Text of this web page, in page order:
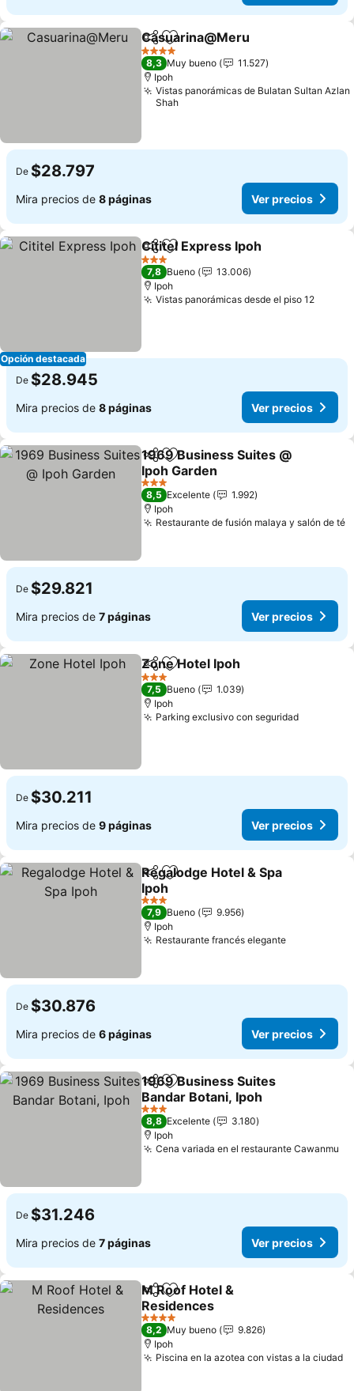
CompartirAgregar a favoritos
Casuarina@Meru
4 Estrellas
8,3 Muy bueno
11.527
Ipoh
Vistas panorámicas de Bulatan Sultan Azlan
Shah
De $28.797
Mira precios de 8 páginas Ver precios
Opción destacada
CompartirAgregar a favoritos
Cititel Express Ipoh
3 Estrellas
7,8 Bueno
13.006
Ipoh
Vistas panorámicas desde el piso 12
De $28.945
Mira precios de 8 páginas Ver precios
CompartirAgregar a favoritos
1969 Business Suites @
Ipoh Garden
3 Estrellas
8,5 Excelente
1.992
Ipoh
Restaurante de fusión malaya y salón de té
De $29.821
Mira precios de 7 páginas Ver precios
CompartirAgregar a favoritos
Zone Hotel Ipoh
3 Estrellas
7,5 Bueno
1.039
Ipoh
Parking exclusivo con seguridad
De $30.211
Mira precios de 9 páginas Ver precios
CompartirAgregar a favoritos
Regalodge Hotel & Spa
Ipoh
3 Estrellas
7,9 Bueno
9.956
Ipoh
Restaurante francés elegante
De $30.876
Mira precios de 6 páginas Ver precios
CompartirAgregar a favoritos
1969 Business Suites
Bandar Botani, Ipoh
3 Estrellas
8,8 Excelente
3.180
Ipoh
Cena variada en el restaurante Cawanmu
De $31.246
Mira precios de 7 páginas Ver precios
CompartirAgregar a favoritos
M Roof Hotel &
Residences
4 Estrellas
8,2 Muy bueno
9.826
Ipoh
Piscina en la azotea con vistas a la ciudad